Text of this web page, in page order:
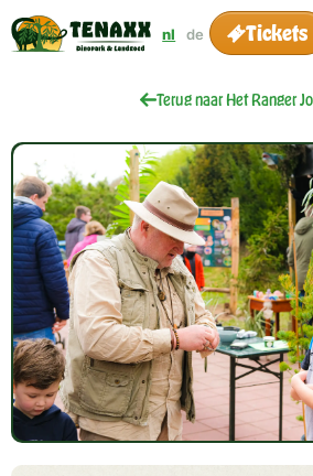
nl de Tickets
Terug naar Het Ranger